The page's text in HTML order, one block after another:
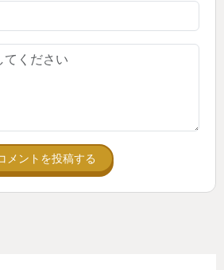
事のある平日は落ち着いてプレ
ディングのうちのバッドエンド
をやるか？ いや、やめよ
ンディングも気にはなった
も、エンディングまでの長い
メントを投稿する